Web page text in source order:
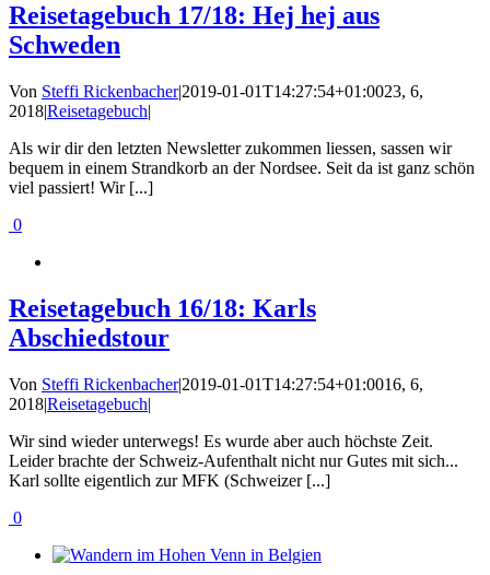
Reisetagebuch 17/18: Hej hej aus
Schweden
Von Steffi Rickenbacher|2019-01-01T14:27:54+01:0023, 6,
2018|Reisetagebuch|
Als wir dir den letzten Newsletter zukommen liessen, sassen wir
bequem in einem Strandkorb an der Nordsee. Seit da ist ganz schön
viel passiert! Wir [...]
0
Reisetagebuch 16/18: Karls
Abschiedstour
Von Steffi Rickenbacher|2019-01-01T14:27:54+01:0016, 6,
2018|Reisetagebuch|
Wir sind wieder unterwegs! Es wurde aber auch höchste Zeit.
Leider brachte der Schweiz-Aufenthalt nicht nur Gutes mit sich...
Karl sollte eigentlich zur MFK (Schweizer [...]
0